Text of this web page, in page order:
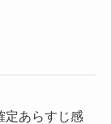
定あらすじ感